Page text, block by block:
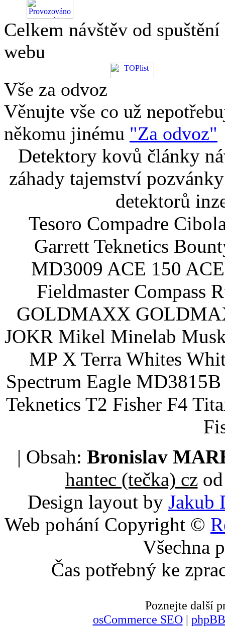
Celkem návštěv od spuštění
webu
Vše za odvoz
Věnujte vše co už
někomu jinému "Za odvoz"
Detektory kovů články
záhady tajemství
detektorů
Tesoro Compadre
Garrett Teknetics
MD3009 ACE 150
Fieldmaster Compass
GOLDMAXX
JOKR Mikel Minelab
MP X Terra Whites
Spectrum Eagle
Teknetics T2 Fisher F4
| Obsah: Bronislav
hantec (tečka) czod
Design layout by Jakub
Web pohání Copyright ©
Všechna
Čas potřebný ke
Poznejte další
osCommerce SEO|